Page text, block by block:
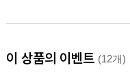
이 상품의 이벤트 (12개)